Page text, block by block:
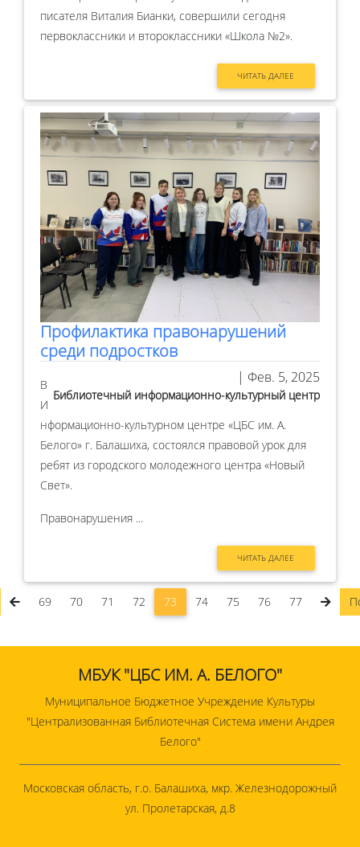
писателя Виталия Бианки, совершили сегодня
первоклассники и второклассники «Школа №2».
ЧИТАТЬ ДАЛЕЕ
Профилактика правонарушений
среди подростков
| Фев. 5, 2025
Библиотечный информационно-культурный центр
В
И
нформационно-культурном центре «ЦБС им. А.
Белого» г. Балашиха, состоялся правовой урок для
ребят из городского молодежного центра «Новый
Свет».
Правонарушения ...
ЧИТАТЬ ДАЛЕЕ
69 70 71 72 73 74 75 76 77
МБУК "ЦБС ИМ. А. БЕЛОГО"
Муниципальное Бюджетное Учреждение Культуры
"Централизованная Библиотечная Система имени Андрея
Белого"
Московская область, г.о. Балашиха, мкр. Железнодорожный
ул. Пролетарская, д.8